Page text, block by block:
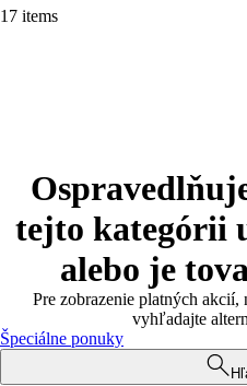
17 items
tejto kategórii
alebo je
Pre zobrazenie platných akcií,
vyhľadajte
Špeciálne ponuky